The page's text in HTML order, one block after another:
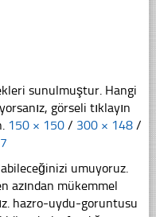
sunulmuştur. Hangi
görseli tıklayın
150 × 150 / 300 × 148 /
umuyoruz.
azından mükemmel
hazro-uydu-goruntusu